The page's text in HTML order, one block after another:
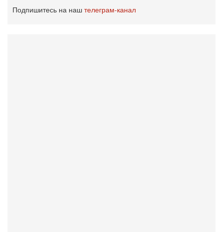
Подпишитесь на наш телеграм-канал